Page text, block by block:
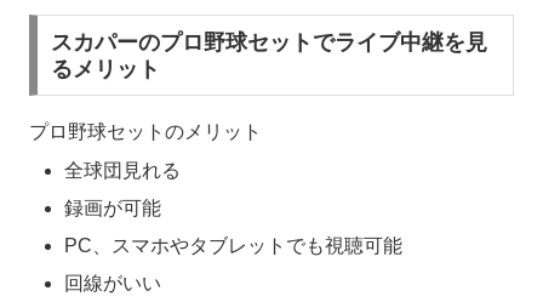
スカパーのプロ野球セットでライブ中継を見
るメリット
プロ野球セットのメリット
全球団見れる
録画が可能
PC、スマホやタブレットでも視聴可能
回線がいい